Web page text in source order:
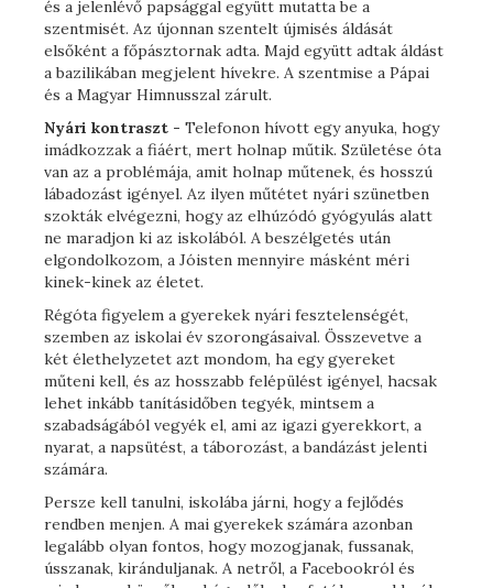
és a jelenlévő papsággal együtt mutatta be a
szentmisét. Az újonnan szentelt újmisés áldását
elsőként a főpásztornak adta. Majd együtt adtak áldást
a bazilikában megjelent hívekre. A szentmise a Pápai
és a Magyar Himnusszal zárult.
Nyári kontraszt - Telefonon hívott egy anyuka, hogy
imádkozzak a fiáért, mert holnap műtik. Születése óta
van az a problémája, amit holnap műtenek, és hosszú
lábadozást igényel. Az ilyen műtétet nyári szünetben
szokták elvégezni, hogy az elhúzódó gyógyulás alatt
ne maradjon ki az iskolából. A beszélgetés után
elgondolkozom, a Jóisten mennyire másként méri
kinek-kinek az életet.
Régóta figyelem a gyerekek nyári fesztelenségét,
szemben az iskolai év szorongásaival. Összevetve a
két élethelyzetet azt mondom, ha egy gyereket
műteni kell, és az hosszabb felépülést igényel, hacsak
lehet inkább tanításidőben tegyék, mintsem a
szabadságából vegyék el, ami az igazi gyerekkort, a
nyarat, a napsütést, a táborozást, a bandázást jelenti
számára.
Persze kell tanulni, iskolába járni, hogy a fejlődés
rendben menjen. A mai gyerekek számára azonban
legalább olyan fontos, hogy mozogjanak, fussanak,
ússzanak, kiránduljanak. A netről, a Facebookról és